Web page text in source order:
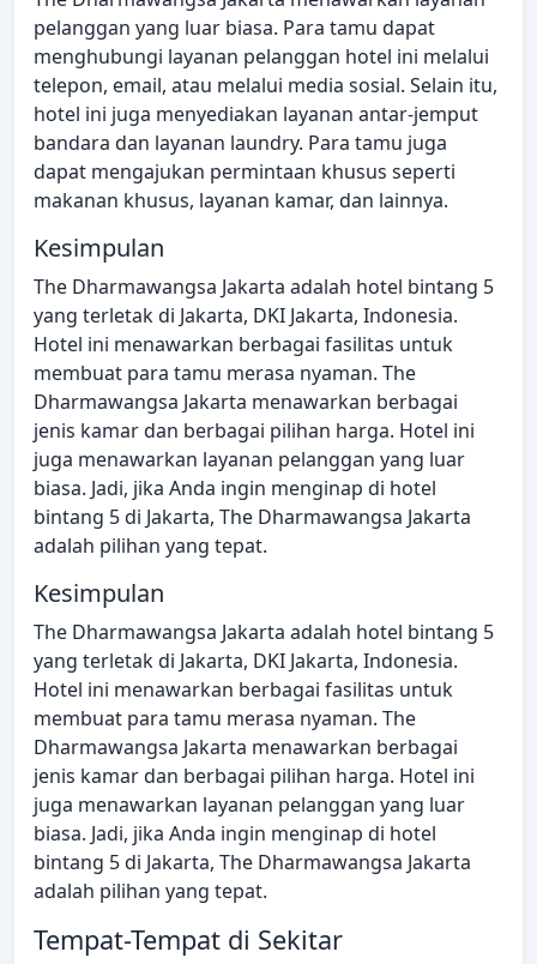
pelanggan yang luar biasa. Para tamu dapat
menghubungi layanan pelanggan hotel ini melalui
telepon, email, atau melalui media sosial. Selain itu,
hotel ini juga menyediakan layanan antar-jemput
bandara dan layanan laundry. Para tamu juga
dapat mengajukan permintaan khusus seperti
makanan khusus, layanan kamar, dan lainnya.
Kesimpulan
The Dharmawangsa Jakarta adalah hotel bintang 5
yang terletak di Jakarta, DKI Jakarta, Indonesia.
Hotel ini menawarkan berbagai fasilitas untuk
membuat para tamu merasa nyaman. The
Dharmawangsa Jakarta menawarkan berbagai
jenis kamar dan berbagai pilihan harga. Hotel ini
juga menawarkan layanan pelanggan yang luar
biasa. Jadi, jika Anda ingin menginap di hotel
bintang 5 di Jakarta, The Dharmawangsa Jakarta
adalah pilihan yang tepat.
Kesimpulan
The Dharmawangsa Jakarta adalah hotel bintang 5
yang terletak di Jakarta, DKI Jakarta, Indonesia.
Hotel ini menawarkan berbagai fasilitas untuk
membuat para tamu merasa nyaman. The
Dharmawangsa Jakarta menawarkan berbagai
jenis kamar dan berbagai pilihan harga. Hotel ini
juga menawarkan layanan pelanggan yang luar
biasa. Jadi, jika Anda ingin menginap di hotel
bintang 5 di Jakarta, The Dharmawangsa Jakarta
adalah pilihan yang tepat.
Tempat-Tempat di Sekitar